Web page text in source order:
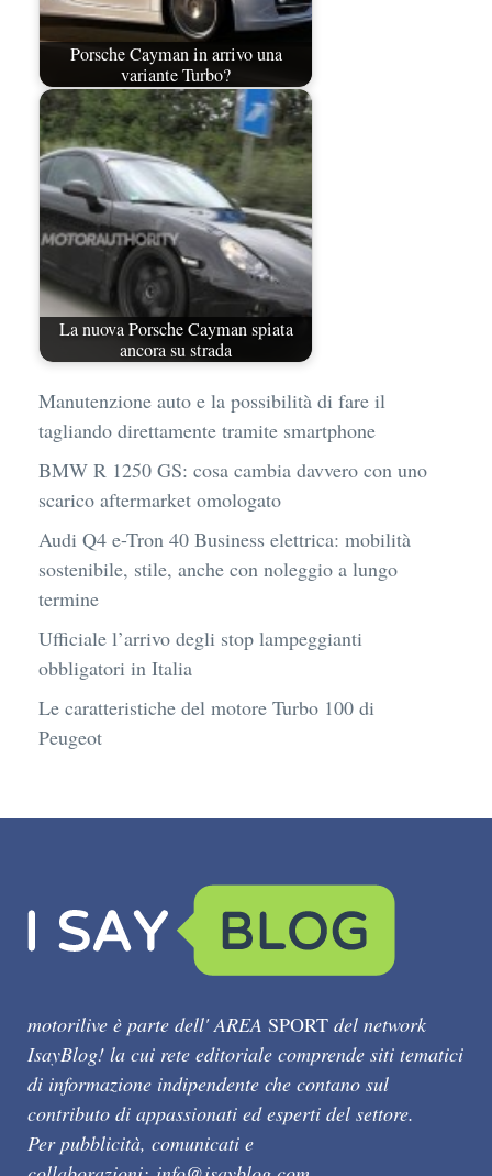
Porsche Cayman in arrivo una
variante Turbo?
La nuova Porsche Cayman spiata
ancora su strada
Manutenzione auto e la possibilità di fare il
tagliando direttamente tramite smartphone
BMW R 1250 GS: cosa cambia davvero con uno
scarico aftermarket omologato
Audi Q4 e-Tron 40 Business elettrica: mobilità
sostenibile, stile, anche con noleggio a lungo
termine
Ufficiale l’arrivo degli stop lampeggianti
obbligatori in Italia
Le caratteristiche del motore Turbo 100 di
Peugeot
motorilive è parte dell' AREA SPORT del network
IsayBlog! la cui rete editoriale comprende siti tematici
di informazione indipendente che contano sul
contributo di appassionati ed esperti del settore.
Per pubblicità, comunicati e